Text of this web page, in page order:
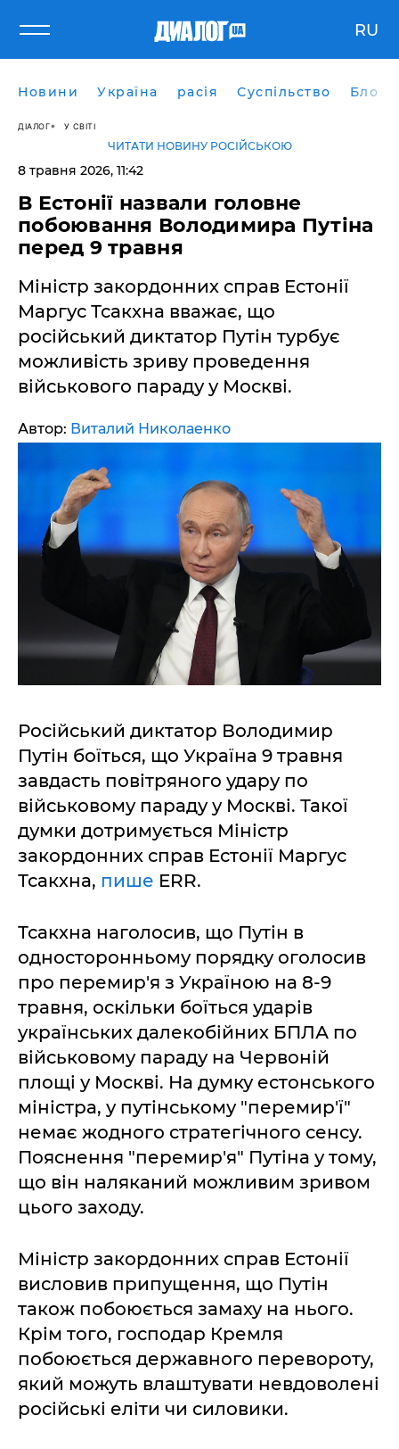
RU
Новини Україна расія Суспільство Блоги
ДІАЛОГ У СВІТІ
ЧИТАТИ НОВИНУ РОСІЙСЬКОЮ
8 травня 2026, 11:42
В Естонії назвали головне
побоювання Володимира Путіна
перед 9 травня
Міністр закордонних справ Естонії
Маргус Тсакхна вважає, що
російський диктатор Путін турбує
можливість зриву проведення
військового параду у Москві.
Автор: Виталий Николаенко
Російський диктатор Володимир
Путін боїться, що Україна 9 травня
завдасть повітряного удару по
військовому параду у Москві. Такої
думки дотримується Міністр
закордонних справ Естонії Маргус
Тсакхна, пише ERR.
Тсакхна наголосив, що Путін в
односторонньому порядку оголосив
про перемир'я з Україною на 8-9
травня, оскільки боїться ударів
українських далекобійних БПЛА по
військовому параду на Червоній
площі у Москві. На думку естонського
міністра, у путінському "перемир'ї"
немає жодного стратегічного сенсу.
Пояснення "перемир'я" Путіна у тому,
що він наляканий можливим зривом
цього заходу.
Міністр закордонних справ Естонії
висловив припущення, що Путін
також побоюється замаху на нього.
Крім того, господар Кремля
побоюється державного перевороту,
який можуть влаштувати невдоволені
російські еліти чи силовики.